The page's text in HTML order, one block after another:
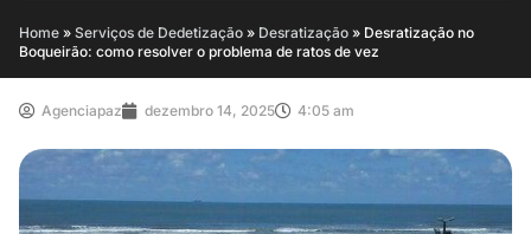
Home » Serviços de Dedetização » Desratização » Desratização no
Boqueirão: como resolver o problema de ratos de vez
Agenciapaz dezembro 14, 2025 4:05 am